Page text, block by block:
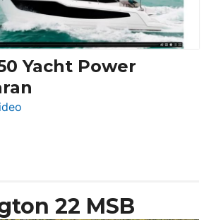
Yacht Power
22 MSB